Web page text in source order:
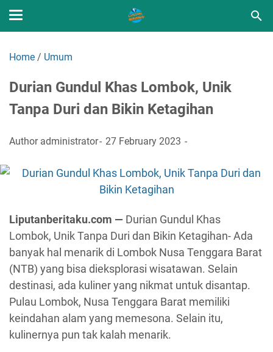
Home / Umum
Durian Gundul Khas Lombok, Unik
Tanpa Duri dan Bikin Ketagihan
Author administrator 27 February 2023
Liputanberitaku.com — Durian Gundul Khas
Lombok, Unik Tanpa Duri dan Bikin Ketagihan- Ada
banyak hal menarik di Lombok Nusa Tenggara Barat
(NTB) yang bisa dieksplorasi wisatawan. Selain
destinasi, ada kuliner yang nikmat untuk disantap.
Pulau Lombok, Nusa Tenggara Barat memiliki
keindahan alam yang memesona. Selain itu,
kulinernya pun tak kalah menarik.